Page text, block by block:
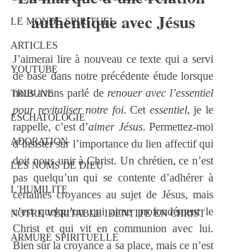
LE MONDE SPIRITUEL
ARTICLES
YOUTUBE
TRIBUNE
ESCHATOLOGIE
ADORATION
LES NOMS DE DIEU
L'HUMILITE
NOTRE VERITABLE IDENTITE EN CHRIST
ARMURE SPIRITUELLE
authentique avec Jésus
J’aimerai lire à nouveau ce texte qui a servi
de base dans notre précédente étude lorsque
nous avons parlé de renouer avec l’essentiel
pour revitaliser notre foi. Cet essentiel, je le
rappelle, c’est d’aimer Jésus. Permettez-moi
d’insister sur l’importance du lien affectif qui
doit nous unir à Christ. Un chrétien, ce n’est
pas quelqu’un qui se contente d’adhérer à
certaines croyances au sujet de Jésus, mais
c’est quelqu’un qui aime profondément le
Christ et qui vit en communion avec lui.
Bien sûr la croyance a sa place, mais ce n’est